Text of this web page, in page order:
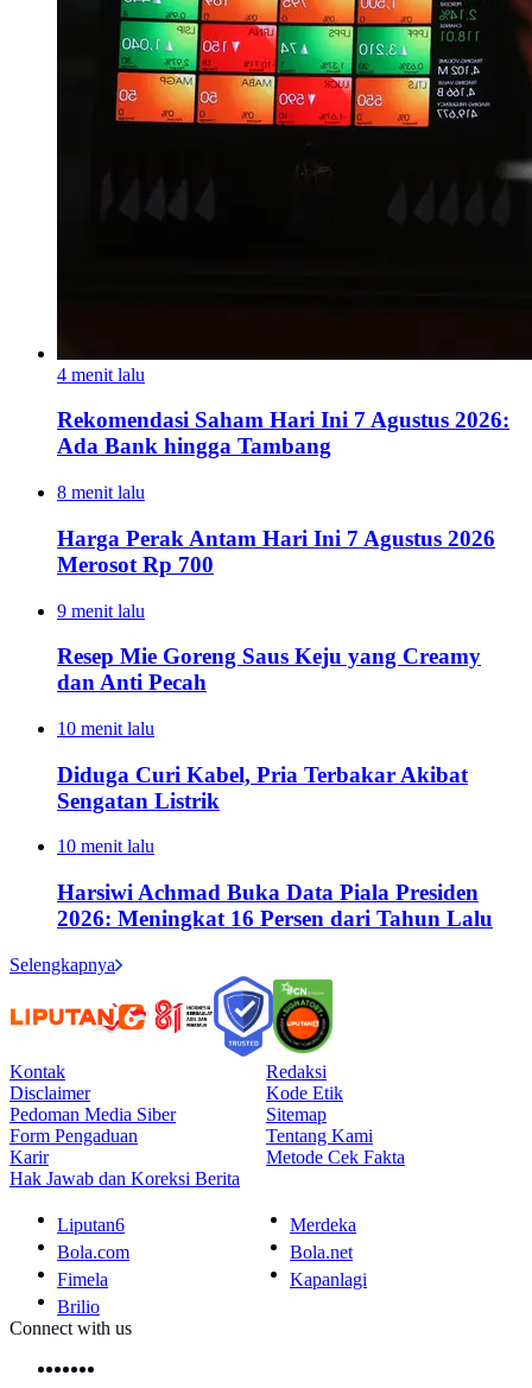
4 menit lalu
Rekomendasi Saham Hari Ini 7 Agustus 2026:
Ada Bank hingga Tambang
8 menit lalu
Harga Perak Antam Hari Ini 7 Agustus 2026
Merosot Rp 700
9 menit lalu
Resep Mie Goreng Saus Keju yang Creamy
dan Anti Pecah
10 menit lalu
Diduga Curi Kabel, Pria Terbakar Akibat
Sengatan Listrik
10 menit lalu
Harsiwi Achmad Buka Data Piala Presiden
2026: Meningkat 16 Persen dari Tahun Lalu
Selengkapnya
Kontak
Redaksi
Disclaimer
Kode Etik
Pedoman Media Siber
Sitemap
Form Pengaduan
Tentang Kami
Karir
Metode Cek Fakta
Hak Jawab dan Koreksi Berita
Liputan6
Merdeka
Bola.com
Bola.net
Fimela
Kapanlagi
Brilio
Connect with us